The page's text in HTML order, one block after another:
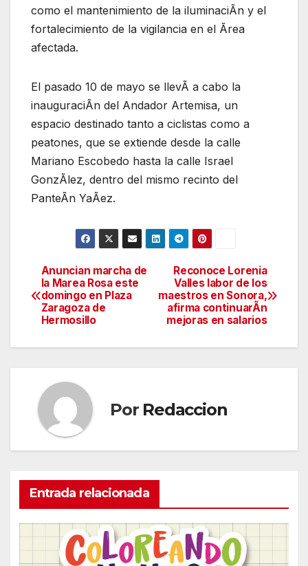
como el mantenimiento de la iluminaciÃn y el
fortalecimiento de la vigilancia en el Ãrea
afectada.
El pasado 10 de mayo se llevÃ a cabo la
inauguraciÃn del Andador Artemisa, un
espacio destinado tanto a ciclistas como a
peatones, que se extiende desde la calle
Mariano Escobedo hasta la calle Israel
GonzÃlez, dentro del mismo recinto del
PanteÃn YaÃez.
Navegación
de
Reconoce Lorenia
Valles labor de los
maestros en Sonora,
afirma continuarÃn
mejoras en salarios
Anuncian marcha de
la Marea Rosa este
domingo en Plaza
Zaragoza de
Hermosillo
Por Redaccion
Entrada relacionada